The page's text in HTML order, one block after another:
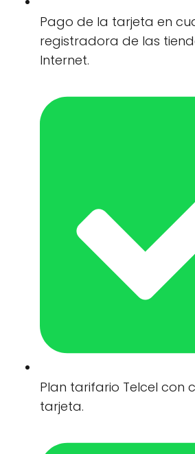
Pago de la tarjeta en
registradora de las
Internet.
Plan tarifario Telcel con
tarjeta.